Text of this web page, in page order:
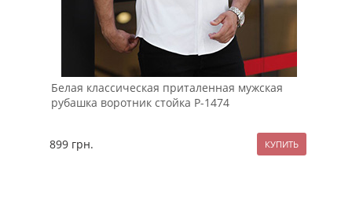
Белая классическая приталенная мужская
рубашка воротник стойка Р-1474
899 грн.